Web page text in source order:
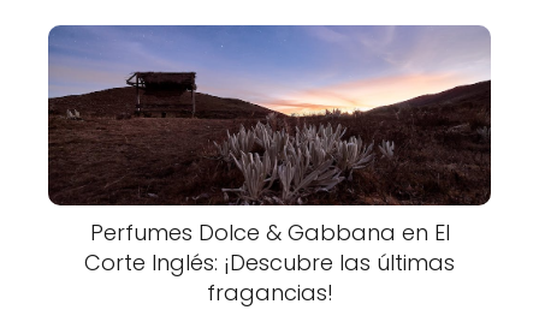
Perfumes Dolce & Gabbana en El
Corte Inglés: ¡Descubre las últimas
fragancias!